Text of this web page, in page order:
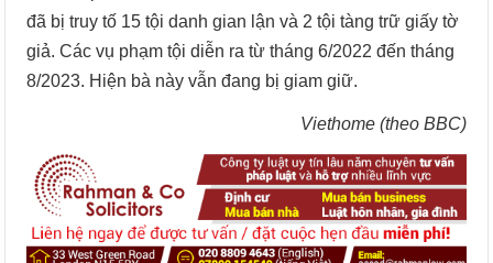
đã bị truy tố 15 tội danh gian lận và 2 tội tàng trữ giấy tờ
giả. Các vụ phạm tội diễn ra từ tháng 6/2022 đến tháng
8/2023. Hiện bà này vẫn đang bị giam giữ.
Viethome (theo BBC)